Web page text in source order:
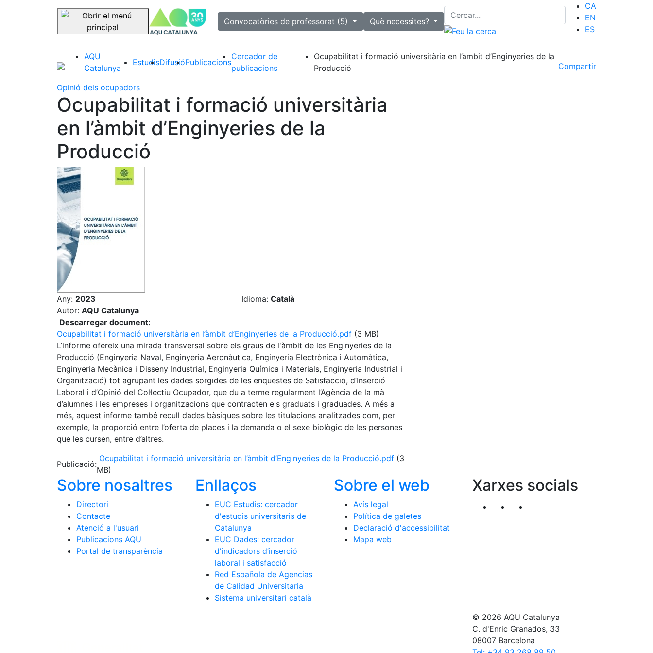
Saltar la navegació
selected
Convocatòries de professorat (5)
Què necessites?
CA
EN
ES
AQU
Catalunya
EstudisDifusióPublicacions
Cercador de
publicacions
Ocupabilitat i formació universitària en l’àmbit d’Enginyeries de la
Producció
Compartir
Opinió dels ocupadors
Ocupabilitat i formació universitària
en l’àmbit d’Enginyeries de la
Producció
Any: 2023 Idioma: Català
Autor: AQU Catalunya
Descarregar document:
Ocupabilitat i formació universitària en l’àmbit d’Enginyeries de la Producció.pdf (3 MB)
L’informe ofereix una mirada transversal sobre els graus de l'àmbit de les Enginyeries de la
Producció (Enginyeria Naval, Enginyeria Aeronàutica, Enginyeria Electrònica i Automàtica,
Enginyeria Mecànica i Disseny Industrial, Enginyeria Química i Materials, Enginyeria Industrial i
Organització) tot agrupant les dades sorgides de les enquestes de Satisfacció, d’Inserció
Laboral i d’Opinió del Col·lectiu Ocupador, que du a terme regularment l’Agència de la mà
d’alumnes i les empreses i organitzacions que contracten els graduats i graduades. A més a
més, aquest informe també recull dades bàsiques sobre les titulacions analitzades com, per
exemple, la proporció entre l’oferta de places i la demanda o el sexe biològic de les persones
que les cursen, entre d’altres.
Publicació:
Ocupabilitat i formació universitària en l’àmbit d’Enginyeries de la Producció.pdf (3
MB)
Sobre nosaltres
Directori
Contacte
Atenció a l'usuari
Publicacions AQU
Portal de transparència
Enllaços
EUC Estudis: cercador
d'estudis universitaris de
Catalunya
EUC Dades: cercador
d'indicadors d’inserció
laboral i satisfacció
Red Española de Agencias
de Calidad Universitaria
Sistema universitari català
Sobre el web
Avís legal
Política de galetes
Declaració d'accessibilitat
Mapa web
Xarxes socials
Segueix-nos al nostre canal de Twitter
© 2026 AQU Catalunya
C. d'Enric Granados, 33
08007 Barcelona